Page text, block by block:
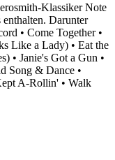
Klassiker Note
Darunter
• Come Together •
Like a Lady) • Eat the
• Janie's Got a Gun •
Song & Dance •
A-Rollin' • Walk